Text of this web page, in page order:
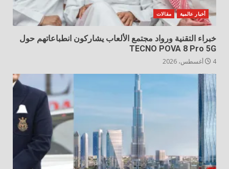
أخبار عالمية مقالات
خبراء التقنية ورواد مجتمع الألعاب يشاركون انطباعاتهم حول
TECNO POVA 8 Pro 5G
4 أغسطس، 2026